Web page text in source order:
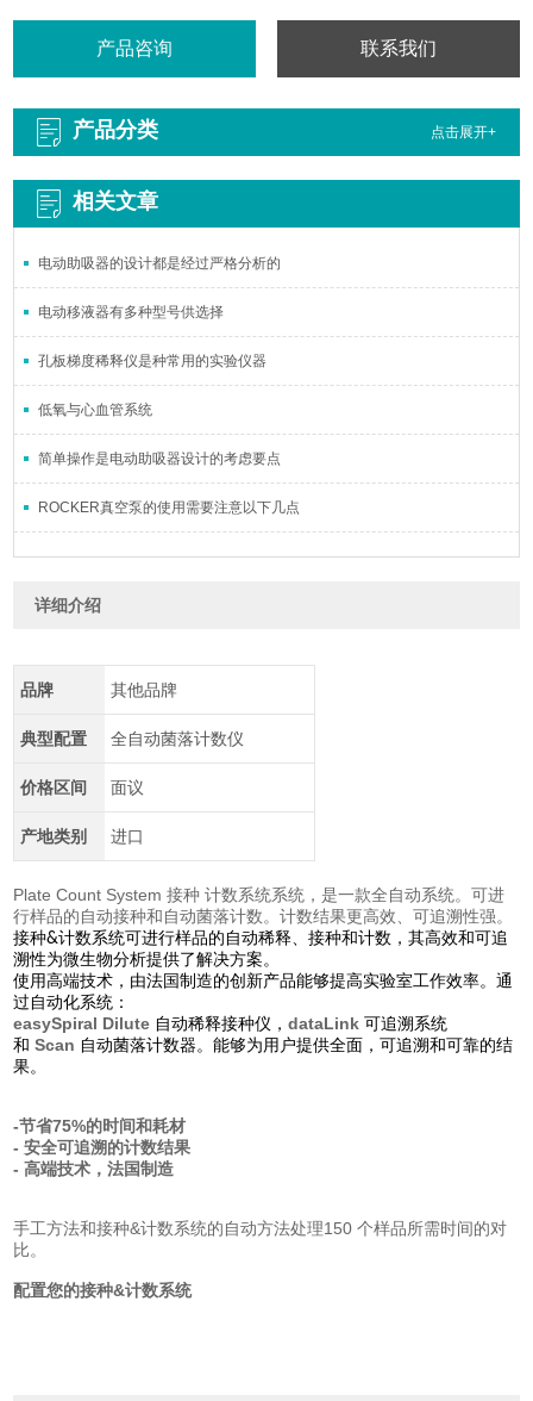
产品咨询 联系我们
产品分类 点击展开+
相关文章
电动助吸器的设计都是经过严格分析的
电动移液器有多种型号供选择
孔板梯度稀释仪是种常用的实验仪器
低氧与心血管系统
简单操作是电动助吸器设计的考虑要点
ROCKER真空泵的使用需要注意以下几点
详细介绍
品牌 其他品牌
典型配置 全自动菌落计数仪
价格区间 面议
产地类别 进口
Plate Count System 接种 计数系统系统，是一款全自动系统。可进
行样品的自动接种和自动菌落计数。计数结果更高效、可追溯性强。
接种&计数系统可进行样品的自动稀释、接种和计数，其高效和可追
溯性为微生物分析提供了解决方案。
使用高端技术，由法国制造的创新产品能够提高实验室工作效率。通
过自动化系统：
easySpiral Dilute 自动稀释接种仪，dataLink 可追溯系统
和Scan 自动菌落计数器。能够为用户提供全面，可追溯和可靠的结
果。
-节省75%的时间和耗材
- 安全可追溯的计数结果
- 高端技术，法国制造
手工方法和接种&计数系统的自动方法处理150 个样品所需时间的对
比。
配置您的接种&计数系统